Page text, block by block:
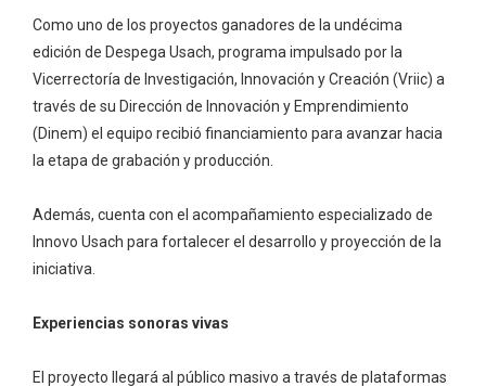
Como uno de los proyectos ganadores de la undécima
edición de Despega Usach, programa impulsado por la
Vicerrectoría de Investigación, Innovación y Creación (Vriic) a
través de su Dirección de Innovación y Emprendimiento
(Dinem) el equipo recibió financiamiento para avanzar hacia
la etapa de grabación y producción.
Además, cuenta con el acompañamiento especializado de
Innovo Usach para fortalecer el desarrollo y proyección de la
iniciativa.
Experiencias sonoras vivas
El proyecto llegará al público masivo a través de plataformas